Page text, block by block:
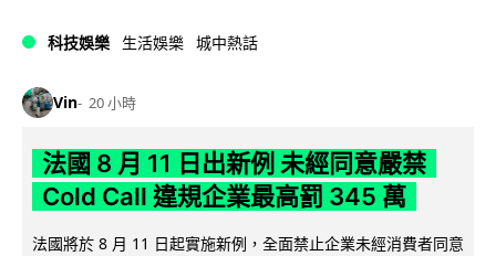
科技娛樂 生活娛樂 城中熱話
Vin 20 小時
法國 8 月 11 日出新例 未經同意嚴禁
Cold Call 違規企業最高罰 345 萬
法國將於 8 月 11 日起實施新例，全面禁止企業未經消費者同意